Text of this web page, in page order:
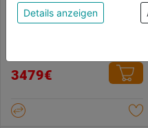
Keilriemen-
Säulenbohrmaschine KBM 32
0.0
von
Sternen.
3479€
anzeigen" findest du
unterschiedlichen
Konfigurieren" kannst
du zulassen möchtest
Weitere Informationen
Details anzeigen